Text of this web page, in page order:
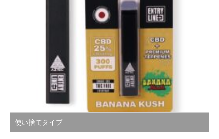
使い捨てタイプ